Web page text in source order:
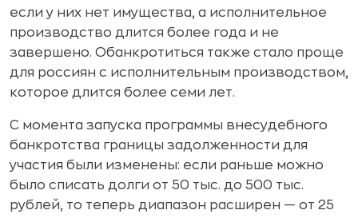
если у них нет имущества, а исполнительное
производство длится более года и не
завершено. Обанкротиться также стало проще
для россиян с исполнительным производством,
которое длится более семи лет.
С момента запуска программы внесудебного
банкротства границы задолженности для
участия были изменены: если раньше можно
было списать долги от 50 тыс. до 500 тыс.
рублей, то теперь диапазон расширен — от 25